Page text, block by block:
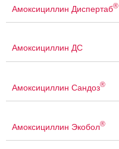
Амоксициллин Диспертаб®
Амоксициллин ДС
Амоксициллин Сандоз®
Амоксициллин Экобол®